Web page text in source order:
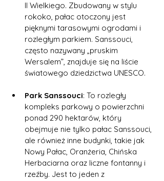
II Wielkiego. Zbudowany w stylu
rokoko, pałac otoczony jest
pięknymi tarasowymi ogrodami i
rozległym parkiem. Sanssouci,
często nazywany „pruskim
Wersalem”, znajduje się na liście
światowego dziedzictwa UNESCO.
Park Sanssouci: To rozległy
kompleks parkowy o powierzchni
ponad 290 hektarów, który
obejmuje nie tylko pałac Sanssouci,
ale również inne budynki, takie jak
Nowy Pałac, Oranżeria, Chińska
Herbaciarna oraz liczne fontanny i
rzeźby. Jest to jeden z